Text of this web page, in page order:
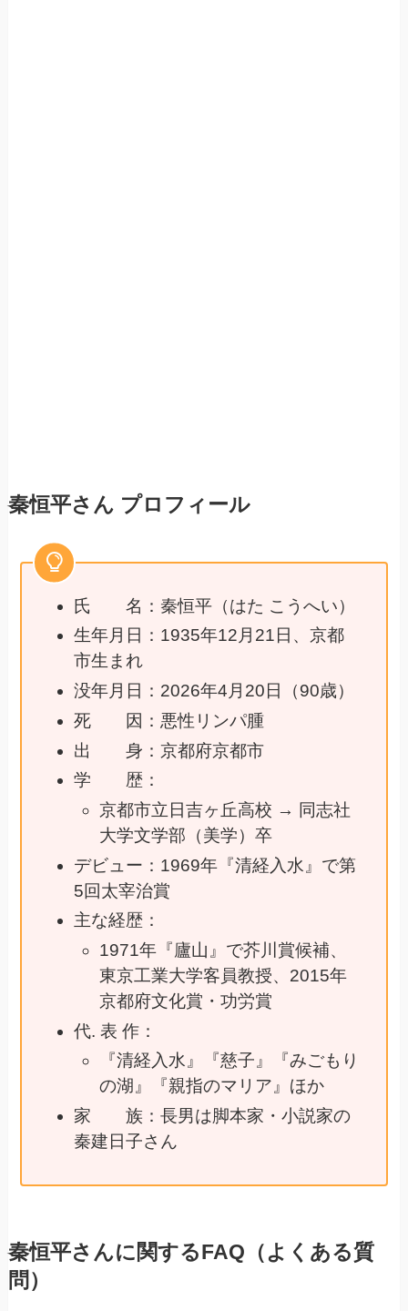
秦恒平さん プロフィール
氏 名：秦恒平（はた こうへい）
生年月日：1935年12月21日、京都
市生まれ
没年月日：2026年4月20日（90歳）
死 因：悪性リンパ腫
出 身：京都府京都市
学 歴：
京都市立日吉ヶ丘高校 → 同志社
大学文学部（美学）卒
デビュー：1969年『清経入水』で第
5回太宰治賞
主な経歴：
1971年『廬山』で芥川賞候補、
東京工業大学客員教授、2015年
京都府文化賞・功労賞
代. 表 作：
『清経入水』『慈子』『みごもり
の湖』『親指のマリア』ほか
家 族：長男は脚本家・小説家の
秦建日子さん
秦恒平さんに関するFAQ（よくある質
問）